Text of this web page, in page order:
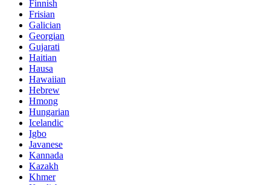
Finnish
Frisian
Galician
Georgian
Gujarati
Haitian
Hausa
Hawaiian
Hebrew
Hmong
Hungarian
Icelandic
Igbo
Javanese
Kannada
Kazakh
Khmer